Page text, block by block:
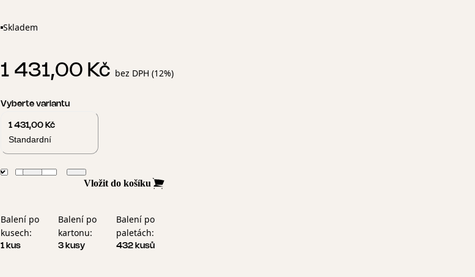
Skladem
1 431,00 Kč bez DPH (12%)
Vyberte variantu
1 431,00 Kč
Standardní
Vložit do košíku
Balení po
kusech:
1 kus
Balení po
kartonu:
3 kusy
Balení po
paletách:
432 kusů